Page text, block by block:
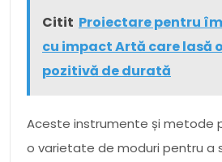
Citit Proiectare pentru
cu impact Artă care lasă
pozitivă de durată
Aceste instrumente și metode
o varietate de moduri pentru a